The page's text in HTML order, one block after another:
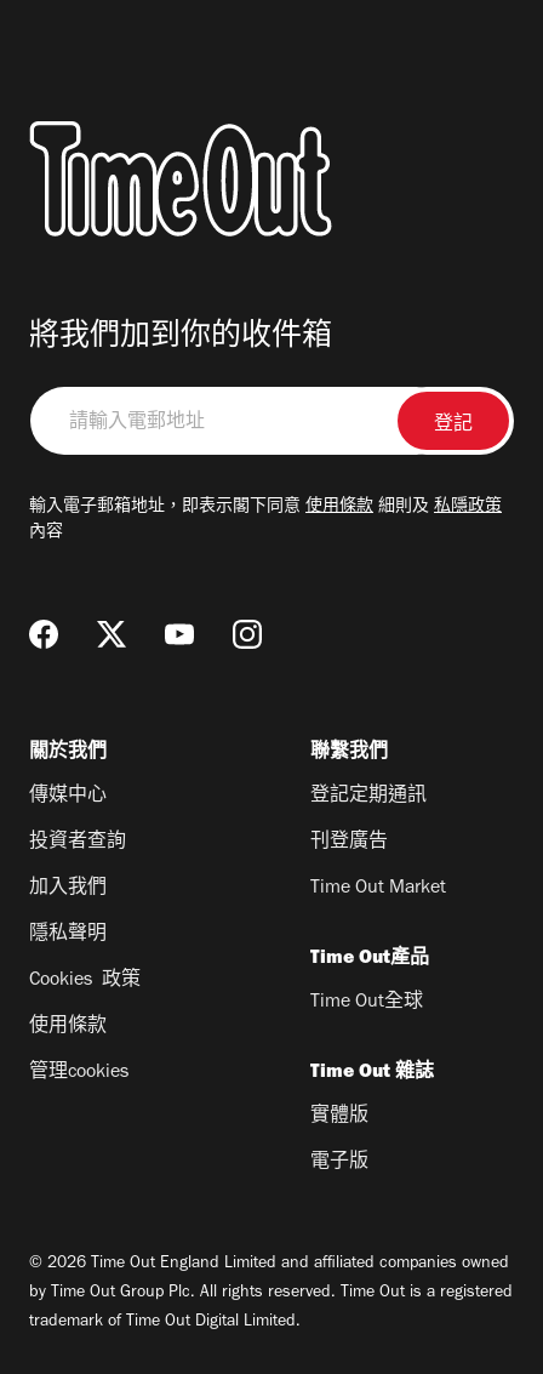
將我們加到你的收件箱
請
輸
郵
輸入電子郵箱地址，即表示閣下同意 使用條款 細則及 私隱政策
內容
關於我們
傳媒中心
投資者查詢
加入我們
隱私聲明
Cookies 政策
使用條款
管理cookies
聯繫我們
登記定期通訊
刊登廣告
Time Out Market
Time Out產品
Time Out全球
Time Out 雜誌
實體版
電子版
© 2026 Time Out England Limited and affiliated companies owned
by Time Out Group Plc. All rights reserved. Time Out is a registered
trademark of Time Out Digital Limited.